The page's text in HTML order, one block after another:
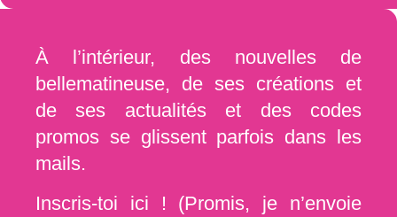
À l’intérieur, des nouvelles de
bellematineuse, de ses créations et
de ses actualités et des codes
promos se glissent parfois dans les
mails.
Inscris-toi ici ! (Promis, je n’envoie